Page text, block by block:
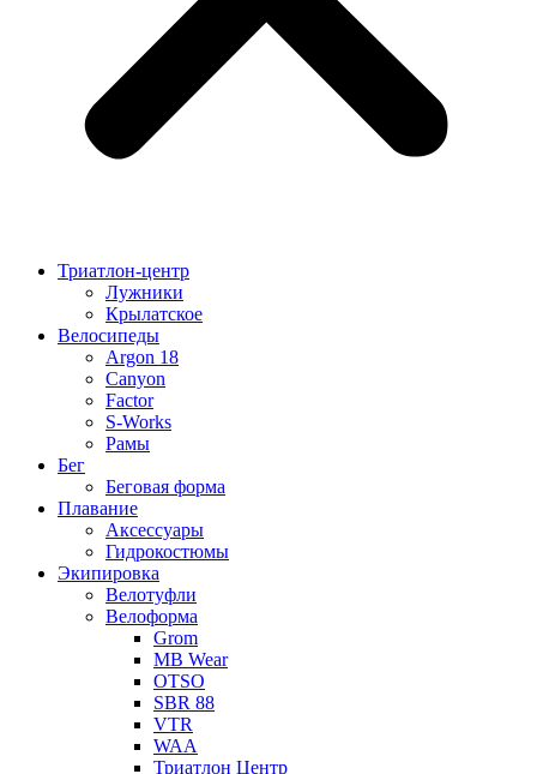
Триатлон-центр
Лужники
Крылатское
Велосипеды
Argon 18
Canyon
Factor
S-Works
Рамы
Бег
Беговая форма
Плавание
Аксессуары
Гидрокостюмы
Экипировка
Велотуфли
Велоформа
Grom
MB Wear
OTSO
SBR 88
VTR
WAA
Триатлон Центр